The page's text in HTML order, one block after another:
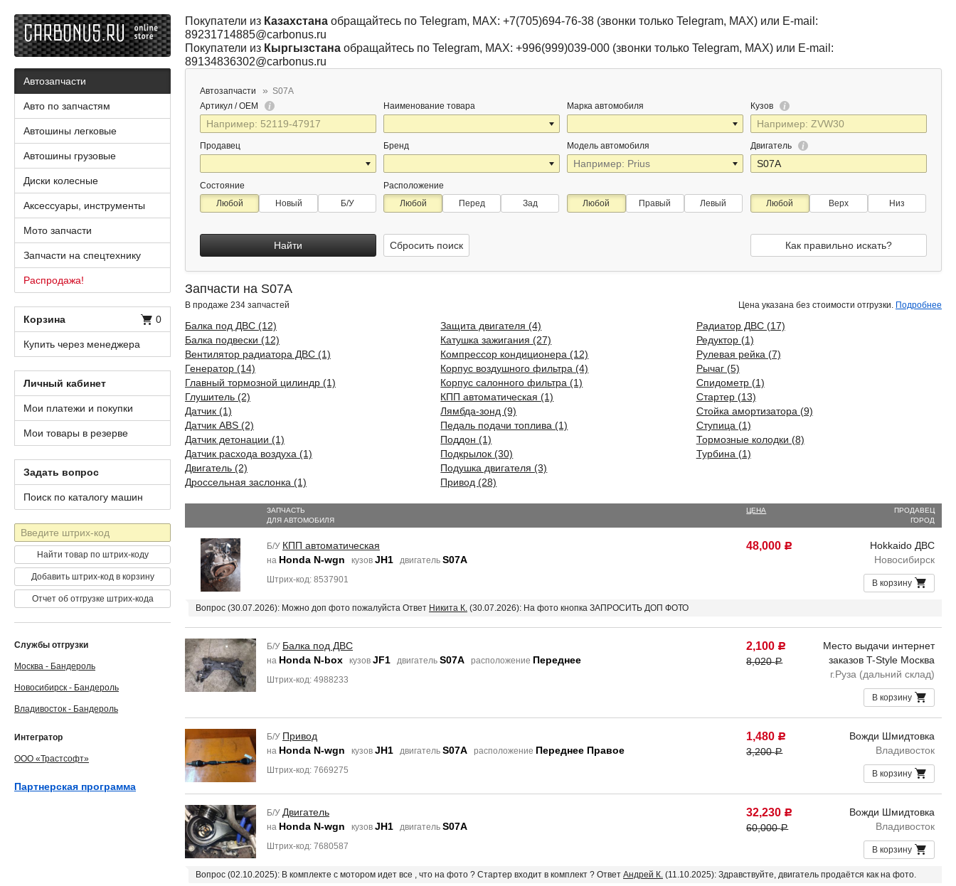
Покупатели из Казахстана обращайтесь по Telegram, MAX: +7(705)694-76-38 (звонки только Telegram, MAX) или E-mail:
89231714885@carbonus.ru
Покупатели из Кыргызстана обращайтесь по Telegram, MAX: +996(999)039-000 (звонки только Telegram, MAX) или E-mail:
89134836302@carbonus.ru
Автозапчасти
S07A
Артикул / OEM
Продавец
Наименование товара
Бренд
Марка автомобиля
Модель автомобиля
Кузов
Двигатель
Состояние
Любой
Новый Б/У
Расположение
Любой
Перед Зад Любой Правый Левый Любой Верх Низ
Найти Сбросить поиск Как правильно искать?
Запчасти на S07A
В продаже 234 запчастей Цена указана без стоимости отгрузки. Подробнее
Балка под ДВС (12)
Балка подвески (12)
Вентилятор радиатора ДВС (1)
Генератор (14)
Главный тормозной цилиндр (1)
Глушитель (2)
Датчик (1)
Датчик ABS (2)
Датчик детонации (1)
Датчик расхода воздуха (1)
Двигатель (2)
Дроссельная заслонка (1)
Защита двигателя (4)
Катушка зажигания (27)
Компрессор кондиционера (12)
Корпус воздушного фильтра (4)
Корпус салонного фильтра (1)
КПП автоматическая (1)
Лямбда-зонд (9)
Педаль подачи топлива (1)
Поддон (1)
Подкрылок (30)
Подушка двигателя (3)
Привод (28)
Радиатор ДВС (17)
Редуктор (1)
Рулевая рейка (7)
Рычаг (5)
Спидометр (1)
Стартер (13)
Стойка амортизатора (9)
Ступица (1)
Тормозные колодки (8)
Турбина (1)
ЗАПЧАСТЬ
ДЛЯ АВТОМОБИЛЯ
ЦЕНА
ПРОДАВЕЦ
ГОРОД
Б/У КПП автоматическая
на Honda N-wgn кузов JH1 двигатель S07A
Штрих-код: 8537901
48,000 Р
Hokkaido ДВС
Новосибирск
В корзину
Вопрос (30.07.2026): Можно доп фото пожалуйста Ответ Никита К. (30.07.2026): На фото кнопка ЗАПРОСИТЬ ДОП ФОТО
Б/У Балка под ДВС
на Honda N-box кузов JF1 двигатель S07A расположение Переднее
Штрих-код: 4988233
2,100 Р
8,020Р
Место выдачи интернет
заказов T-Style Москва
г.Руза (дальний склад)
В корзину
Б/У Привод
на Honda N-wgn кузов JH1 двигатель S07A расположение Переднее Правое
Штрих-код: 7669275
1,480 Р
3,200Р
Вожди Шмидтовка
Владивосток
В корзину
Б/У Двигатель
на Honda N-wgn кузов JH1 двигатель S07A
Штрих-код: 7680587
32,230 Р
60,000Р
Вожди Шмидтовка
Владивосток
В корзину
Вопрос (02.10.2025): В комплекте с мотором идет все , что на фото ? Стартер входит в комплект ? Ответ Андрей К. (11.10.2025): Здравствуйте, двигатель продаётся как на фото.
Автозапчасти
Авто по запчастям
Автошины легковые
Автошины грузовые
Диски колесные
Аксессуары, инструменты
Мото запчасти
Запчасти на спецтехнику
Распродажа!
Корзина 0
Купить через менеджера
Личный кабинет
Мои платежи и покупки
Мои товары в резерве
Задать вопрос
Поиск по каталогу машин
Штрих-
код
Найти товар по штрих-коду
Добавить штрих-код в корзину
Отчет об отгрузке штрих-кода
Службы отгрузки
Москва - Бандероль
Новосибирск - Бандероль
Владивосток - Бандероль
Интегратор
ООО «Трастсофт»
Партнерская программа